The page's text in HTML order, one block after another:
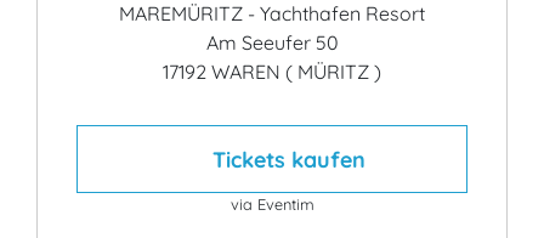
MAREMÜRITZ - Yachthafen Resort
Am Seeufer 50
17192 WAREN ( MÜRITZ )
Tickets kaufen
via Eventim